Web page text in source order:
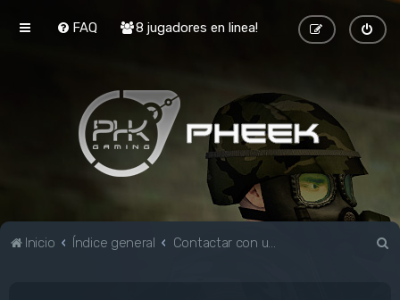
FAQ 8 jugadores en linea!
Inicio Índice general Contactar con un Administrador del Foro